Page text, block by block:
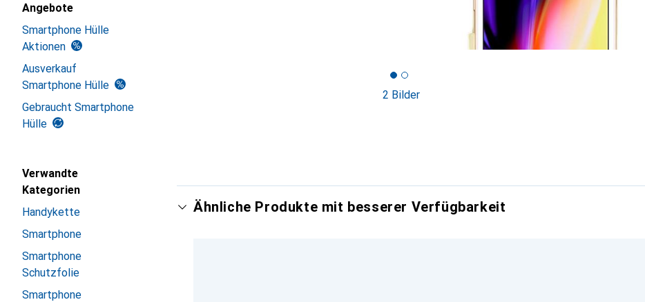
Angebote
Smartphone Hülle
Aktionen
Ausverkauf
Smartphone Hülle
Gebraucht Smartphone
Hülle
Verwandte
Kategorien
Handykette
Smartphone
Smartphone
Schutzfolie
Smartphone
2 Bilder
Ähnliche Produkte mit besserer Verfügbarkeit